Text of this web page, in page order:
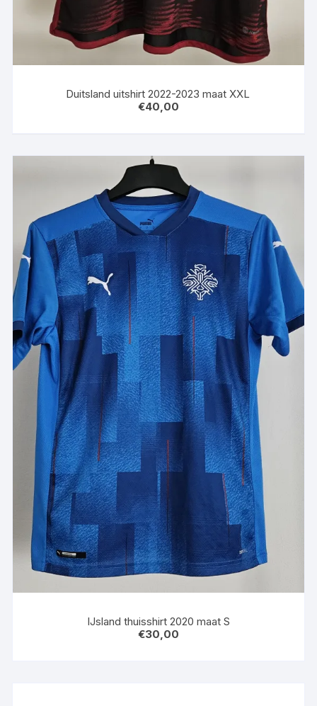
Duitsland uitshirt 2022-2023 maat XXL
€40,00
IJsland thuisshirt 2020 maat S
€30,00